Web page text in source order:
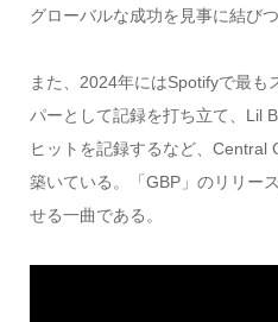
グローバルな成功を見事に結びつ
また、2024年にはSpotifyで最も
パーとして記録を打ち立て、Lil
ヒットを記録するなど、Central
築いている。「GBP」のリリー
せる一曲である。